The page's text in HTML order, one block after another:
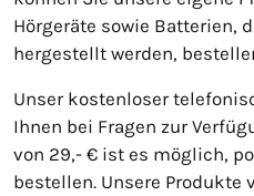
Hörgeräte sowie Batterien,
hergestellt werden,
Unser kostenloser
Ihnen bei Fragen zur
von 29,- € ist es möglich,
bestellen. Unsere Produkte